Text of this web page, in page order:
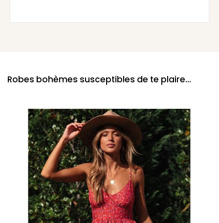
Robes bohèmes susceptibles de te plaire...